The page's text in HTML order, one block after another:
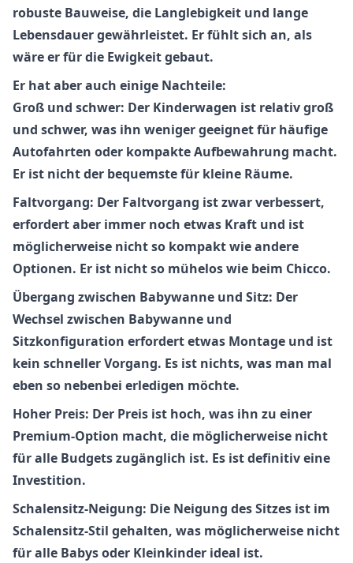
robuste Bauweise, die Langlebigkeit und lange
Lebensdauer gewährleistet. Er fühlt sich an, als
wäre er für die Ewigkeit gebaut.
Er hat aber auch einige Nachteile:
Groß und schwer: Der Kinderwagen ist relativ groß
und schwer, was ihn weniger geeignet für häufige
Autofahrten oder kompakte Aufbewahrung macht.
Er ist nicht der bequemste für kleine Räume.
Faltvorgang: Der Faltvorgang ist zwar verbessert,
erfordert aber immer noch etwas Kraft und ist
möglicherweise nicht so kompakt wie andere
Optionen. Er ist nicht so mühelos wie beim Chicco.
Übergang zwischen Babywanne und Sitz: Der
Wechsel zwischen Babywanne und
Sitzkonfiguration erfordert etwas Montage und ist
kein schneller Vorgang. Es ist nichts, was man mal
eben so nebenbei erledigen möchte.
Hoher Preis: Der Preis ist hoch, was ihn zu einer
Premium-Option macht, die möglicherweise nicht
für alle Budgets zugänglich ist. Es ist definitiv eine
Investition.
Schalensitz-Neigung: Die Neigung des Sitzes ist im
Schalensitz-Stil gehalten, was möglicherweise nicht
für alle Babys oder Kleinkinder ideal ist.